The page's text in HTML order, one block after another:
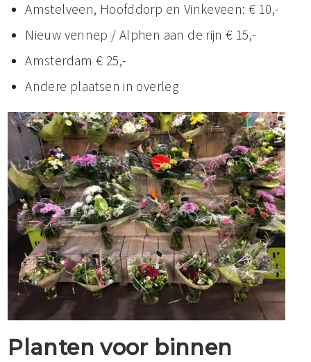
Amstelveen, Hoofddorp en Vinkeveen: € 10,-
Nieuw vennep / Alphen aan de rijn € 15,-
Amsterdam € 25,-
Andere plaatsen in overleg
Planten voor binnen